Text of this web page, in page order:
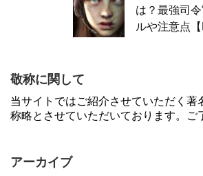
は？最強司
ルや注意点【
敬称に関して
当サイトではご紹介させていただく著
称略とさせていただいております。ご
アーカイブ